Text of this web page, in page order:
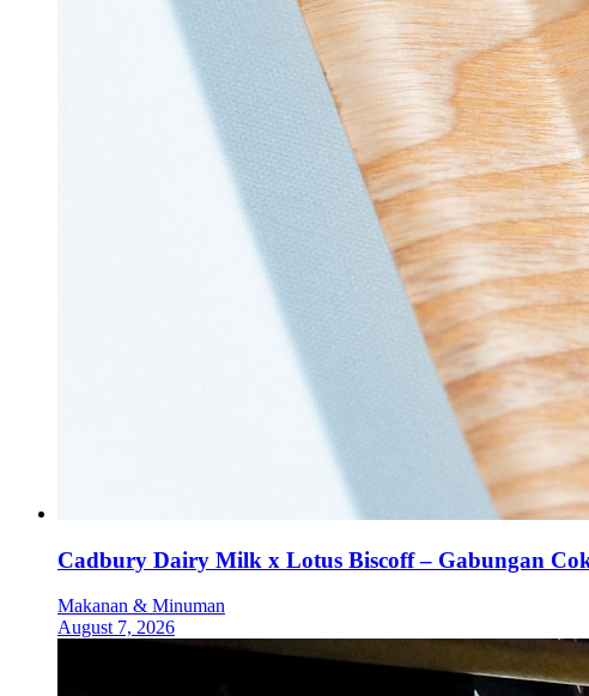
Cadbury Dairy Milk x Lotus Biscoff – Gabungan
Makanan & Minuman
August 7, 2026